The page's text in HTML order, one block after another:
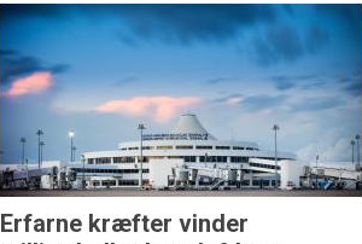
Erfarne kræfter vinder